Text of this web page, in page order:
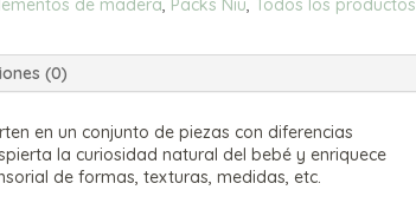
de madera, Packs Niu, Todos los productos
(0)
en un conjunto de piezas con diferencias
la curiosidad natural del bebé y enriquece
de formas, texturas, medidas, etc.